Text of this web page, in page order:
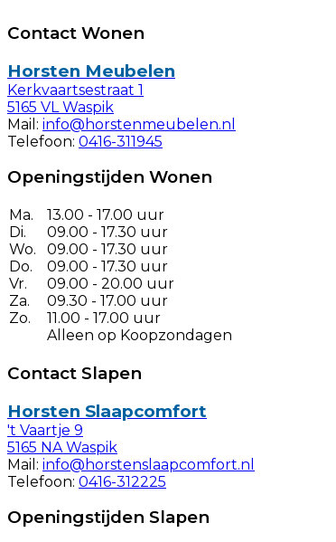
Contact Wonen
Horsten Meubelen
Kerkvaartsestraat 1
5165 VL Waspik
Mail: info@horstenmeubelen.nl
Telefoon: 0416-311945
Openingstijden Wonen
Ma.
Di.
Wo.
Do.
Vr.
Za.
Zo.
13.00 - 17.00 uur
09.00 - 17.30 uur
09.00 - 17.30 uur
09.00 - 17.30 uur
09.00 - 20.00 uur
09.30 - 17.00 uur
11.00 - 17.00 uur
Alleen op Koopzondagen
Contact Slapen
Horsten Slaapcomfort
't Vaartje 9
5165 NA Waspik
Mail: info@horstenslaapcomfort.nl
Telefoon: 0416-312225
Openingstijden Slapen